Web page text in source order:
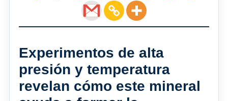
Experimentos de alta
presión y temperatura
revelan cómo este mineral